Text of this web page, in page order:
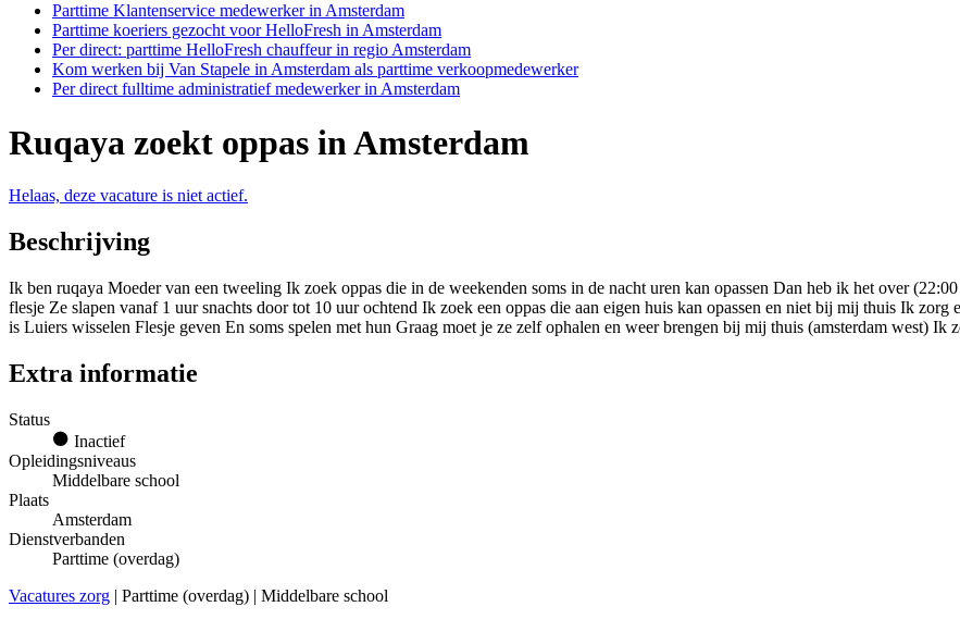
Parttime Klantenservice medewerker in Amsterdam
Parttime koeriers gezocht voor HelloFresh in Amsterdam
Per direct: parttime HelloFresh chauffeur in regio Amsterdam
Kom werken bij Van Stapele in Amsterdam als parttime verkoopmedewerker
Per direct fulltime administratief medewerker in Amsterdam
Ruqaya zoekt oppas in Amsterdam
Helaas, deze vacature is niet actief.
Beschrijving
Ik ben ruqaya Moeder van een tweeling Ik zoek oppas die in de weekenden soms in de nacht uren kan opassen Dan heb ik het over
flesje Ze slapen vanaf 1 uur snachts door tot 10 uur ochtend Ik zoek een oppas die aan eigen huis kan opassen en niet bij mij thuis Ik
is Luiers wisselen Flesje geven En soms spelen met hun Graag moet je ze zelf ophalen en weer brengen bij mij thuis (amsterdam west)
Extra informatie
Status
Inactief
Opleidingsniveaus
Middelbare school
Plaats
Amsterdam
Dienstverbanden
Parttime (overdag)
Vacatures zorg | Parttime (overdag) | Middelbare school